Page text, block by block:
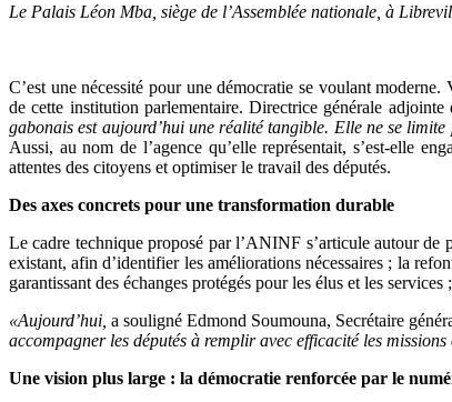
Le Palais Léon Mba, siège de l’Assemblée nationale, à
C’est une nécessité pour une démocratie se voulant
de cette institution parlementaire. Directrice générale
gabonais est aujourd’hui une réalité tangible. Elle ne se
Aussi, au nom de l’agence qu’elle représentait, s’est-elle
attentes des citoyens et optimiser le travail des députés.
Des axes concrets pour une transformation durable
Le cadre technique proposé par l’ANINF s’articule autour de
existant, afin d’identifier les améliorations nécessaires ; la
garantissant des échanges protégés pour les élus et les
«Aujourd’hui,a souligné Edmond Soumouna, Secrétaire
accompagner les députés à remplir avec efficacité les missions
Une vision plus large : la démocratie renforcée par le